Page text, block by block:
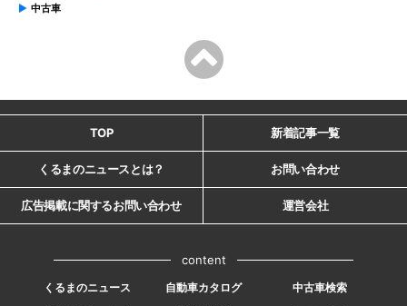
中古車
TOP 新着記事一覧
くるまのニュースとは？ お問い合わせ
広告掲載に関するお問い合わせ 運営会社
content
くるまのニュース 自動車カタログ
中古車検索